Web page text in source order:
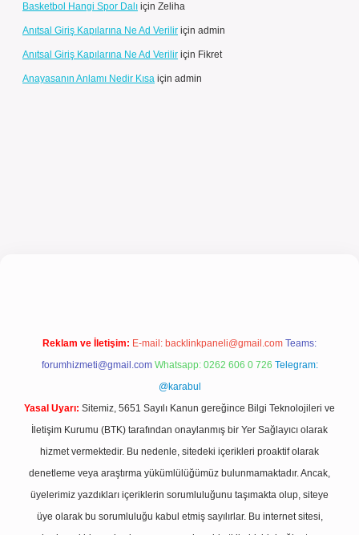
Basketbol Hangi Spor Dalı için Zeliha
Anıtsal Giriş Kapılarına Ne Ad Verilir için admin
Anıtsal Giriş Kapılarına Ne Ad Verilir için Fikret
Anayasanın Anlamı Nedir Kısa için admin
Reklam ve İletişim: E-mail: backlinkpaneli@gmail.com Teams:
forumhizmeti@gmail.com Whatsapp: 0262 606 0 726 Telegram:
@karabul
Yasal Uyarı: Sitemiz, 5651 Sayılı Kanun gereğince Bilgi Teknolojileri ve
İletişim Kurumu (BTK) tarafından onaylanmış bir Yer Sağlayıcı olarak
hizmet vermektedir. Bu nedenle, sitedeki içerikleri proaktif olarak
denetleme veya araştırma yükümlülüğümüz bulunmamaktadır. Ancak,
üyelerimiz yazdıkları içeriklerin sorumluluğunu taşımakta olup, siteye
üye olarak bu sorumluluğu kabul etmiş sayılırlar. Bu internet sitesi,